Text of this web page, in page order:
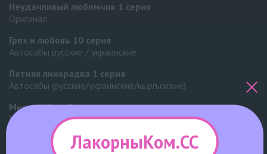
Неудачливый любимчик 1 серия
Оригинал
Грех и любовь 10 серия
Автосабы русские / украинские
Летняя лихорадка 1 серия
Автосабы (русские/украинские/кыргызские)
Мистер Килл5 серия
UAFLIX (украинский)
После смены мест парень сзади влюбился в меня
ЛакорныКом.СС